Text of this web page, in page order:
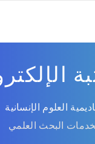
العلوم الإنسانية
البحث العلمي